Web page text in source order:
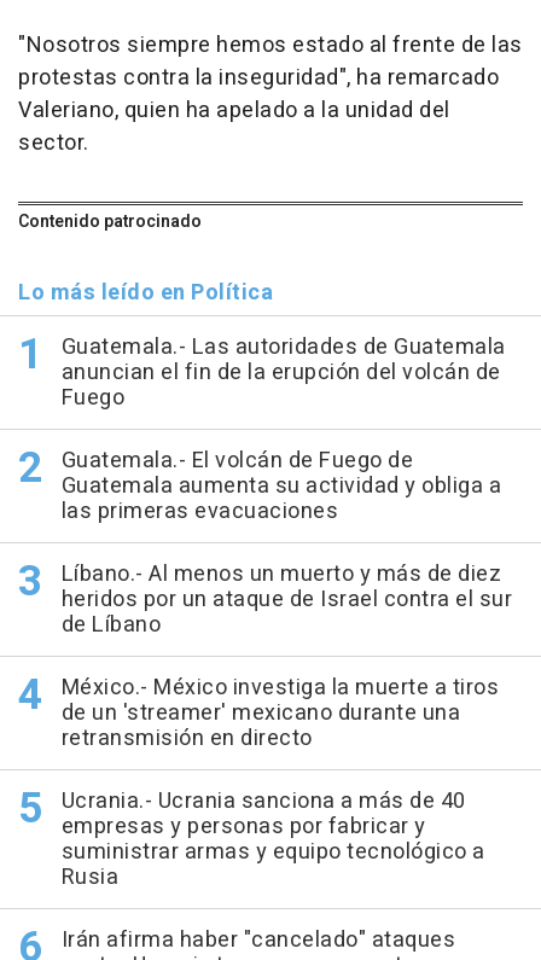
"Nosotros siempre hemos estado al frente de las
protestas contra la inseguridad", ha remarcado
Valeriano, quien ha apelado a la unidad del
sector.
Contenido patrocinado
Lo más leído en Política
Guatemala.- Las autoridades de Guatemala
anuncian el fin de la erupción del volcán de
Fuego
Guatemala.- El volcán de Fuego de
Guatemala aumenta su actividad y obliga a
las primeras evacuaciones
Líbano.- Al menos un muerto y más de diez
heridos por un ataque de Israel contra el sur
de Líbano
México.- México investiga la muerte a tiros
de un 'streamer' mexicano durante una
retransmisión en directo
Ucrania.- Ucrania sanciona a más de 40
empresas y personas por fabricar y
suministrar armas y equipo tecnológico a
Rusia
Irán afirma haber "cancelado" ataques